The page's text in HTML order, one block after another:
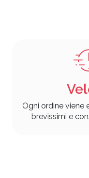
Ogni ordine viene
brevissimi e